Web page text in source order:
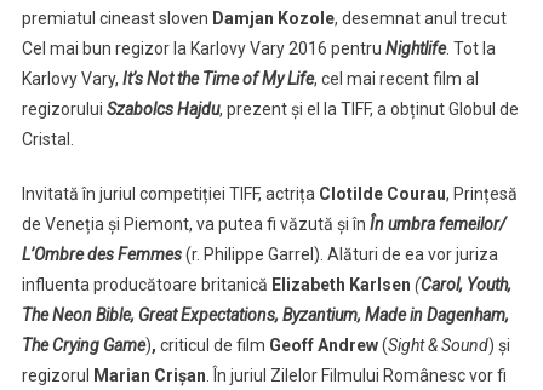
premiatul cineast sloven Damjan Kozole, desemnat anul trecut
Cel mai bun regizor la Karlovy Vary 2016 pentru Nightlife. Tot la
Karlovy Vary, It’s Not the Time of My Life, cel mai recent film al
regizorului Szabolcs Hajdu, prezent și el la TIFF, a obținut Globul de
Cristal.
Invitată în juriul competiției TIFF, actrița Clotilde Courau, Prințesă
de Veneția și Piemont, va putea fi văzută și în În umbra femeilor/
L’Ombre des Femmes(r. Philippe Garrel). Alături de ea vor juriza
influenta producătoare britanică Elizabeth Karlsen (Carol, Youth,
The Neon Bible, Great Expectations, Byzantium, Made in Dagenham,
The Crying Game), criticul de film Geoff Andrew(Sight & Sound) și
regizorul
Marian Crișan . În juriul Zilelor Filmului Românesc vor fi